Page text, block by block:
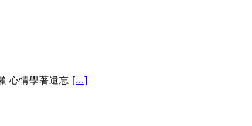
心情學著遺忘 [...]